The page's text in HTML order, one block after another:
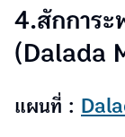
4.สักการะ
(Dalada
แผนที่ :